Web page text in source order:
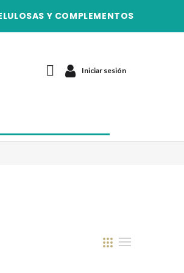
Y COMPLEMENTOS
Iniciar sesión